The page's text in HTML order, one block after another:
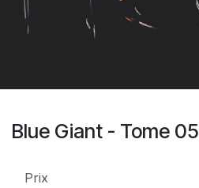
Blue Giant - Tome 05
Prix